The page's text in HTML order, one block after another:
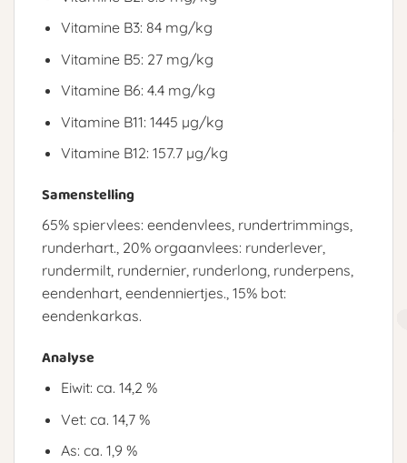
Vitamine B3: 84 mg/kg
Vitamine B5: 27 mg/kg
Vitamine B6: 4.4 mg/kg
Vitamine B11: 1445 µg/kg
Vitamine B12: 157.7 µg/kg
Samenstelling
65% spiervlees: eendenvlees, rundertrimmings,
runderhart., 20% orgaanvlees: runderlever,
rundermilt, rundernier, runderlong, runderpens,
eendenhart, eendenniertjes., 15% bot:
eendenkarkas.
Analyse
Eiwit: ca. 14,2 %
Vet: ca. 14,7 %
As: ca. 1,9 %